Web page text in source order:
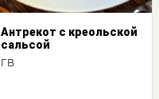
Антрекот с креольской
сальсой
ГВ